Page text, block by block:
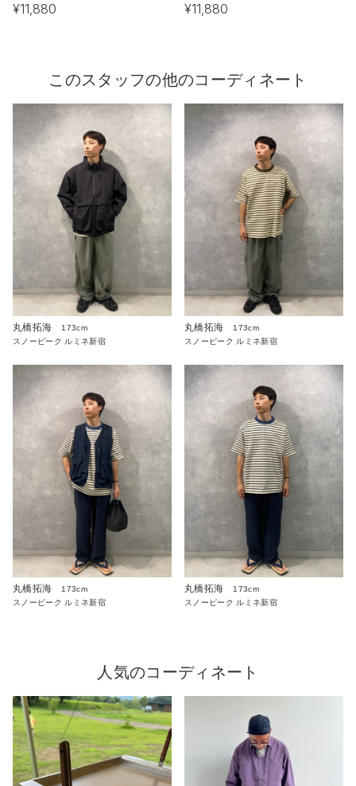
¥11,880 ¥11,880
このスタッフの他のコーディネート
丸橋拓海
173cm
スノーピーク ルミネ新宿
丸橋拓海
173cm
スノーピーク ルミネ新宿
丸橋拓海
173cm
スノーピーク ルミネ新宿
丸橋拓海
173cm
スノーピーク ルミネ新宿
人気のコーディネート